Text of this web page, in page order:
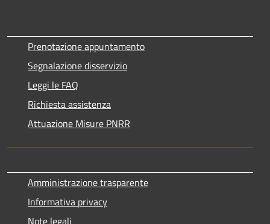
Prenotazione appuntamento
Segnalazione disservizio
Leggi le FAQ
Richiesta assistenza
Attuazione Misure PNRR
Amministrazione trasparente
Informativa privacy
Note legali